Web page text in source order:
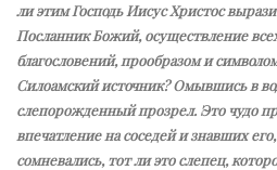
ли этим Господь Иисус Христос
Посланник Божий, осуществление
благословений, прообразом и
Силоамский источник? Омывшись в
слепорожденный прозрел. Это чудо
впечатление на соседей и знавших
сомневались, тот ли это слепец,